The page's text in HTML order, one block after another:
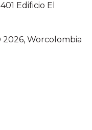
Edificio El
Worcolombia